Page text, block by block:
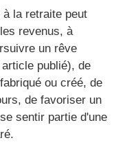
la retraite peut
revenus, à
un rêve
publié), de
ou créé, de
de favoriser un
sentir partie d'une